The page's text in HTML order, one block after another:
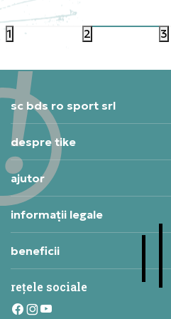
RON
1 2 3
sc bds ro sport srl
despre tike
ajutor
informații legale
beneficii
rețele sociale